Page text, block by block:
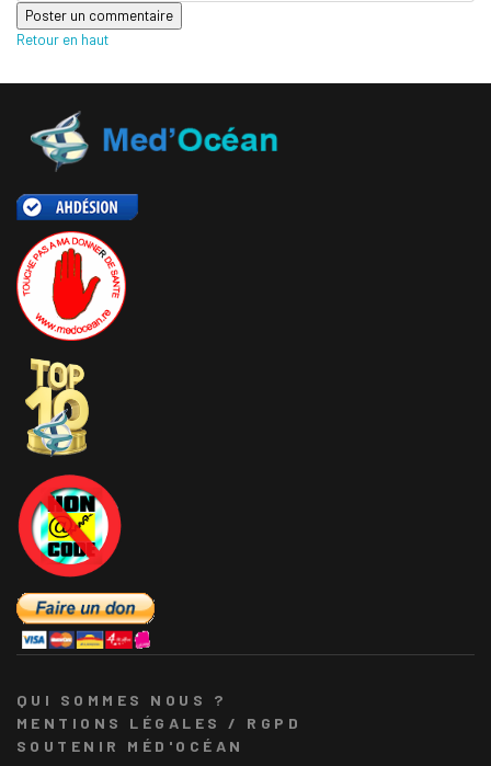
Retour en haut
QUI SOMMES NOUS ?
MENTIONS LÉGALES / RGPD
SOUTENIR MÉD'OCÉAN